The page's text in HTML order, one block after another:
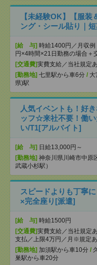
【未経験OK】【服
ング・シール貼り｜
[給 与] 時給1400円／月収
円×4時間×21日勤務の場合＋
[交通費]実費支給／当社規定あ
[勤務地] 七里駅から車6分 / 大
県)駅
人気イベントも！好
ッフ☆来社不要！働
い/T1[アルバイト]
[給 与] 日給13,000円～
[勤務地] 神奈川県川崎市中原
武蔵小杉駅）
スピードよりも丁寧
×完全座り[派遣]
[給 与] 時給1500円
[交通費]実費支給／当社規定
支払／上限4万円／月※規定あ
[勤務地] 加須駅から車10分 /
巣駅から車20分